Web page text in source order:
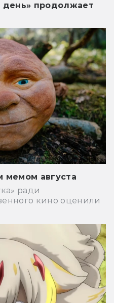
день» продолжает
мемом августа
ради
кино оценили